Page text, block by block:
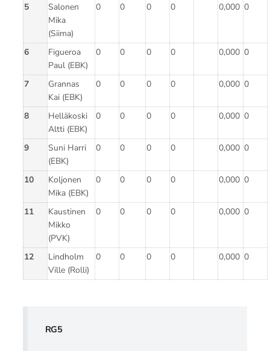
5
Salonen
Mika
(Siima)
0 0 0 0 0,000 0
6
Figueroa
Paul (EBK)
0 0 0 0 0,000 0
7
Grannas
Kai (EBK)
0 0 0 0 0,000 0
8
Helläkoski
Altti (EBK)
0 0 0 0 0,000 0
9
Suni Harri
(EBK)
0 0 0 0 0,000 0
10
Koljonen
Mika (EBK)
0 0 0 0 0,000 0
11
Kaustinen
Mikko
(PVK)
0 0 0 0 0,000 0
12
Lindholm
Ville (Rolli)
0 0 0 0 0,000 0
RG5